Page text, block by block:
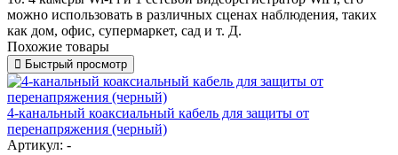
можно использовать в различных сценах наблюдения, таких
как дом, офис, супермаркет, сад и т. Д.
Похожие товары
Быстрый просмотр
4-канальный коаксиальный кабель для защиты от
перенапряжения (черный)
Артикул: -